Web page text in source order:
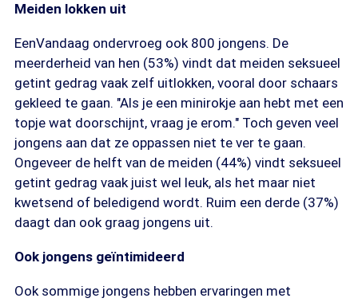
Meiden lokken uit
EenVandaag ondervroeg ook 800 jongens. De
meerderheid van hen (53%) vindt dat meiden seksueel
getint gedrag vaak zelf uitlokken, vooral door schaars
gekleed te gaan. "Als je een minirokje aan hebt met een
topje wat doorschijnt, vraag je erom." Toch geven veel
jongens aan dat ze oppassen niet te ver te gaan.
Ongeveer de helft van de meiden (44%) vindt seksueel
getint gedrag vaak juist wel leuk, als het maar niet
kwetsend of beledigend wordt. Ruim een derde (37%)
daagt dan ook graag jongens uit.
Ook jongens geïntimideerd
Ook sommige jongens hebben ervaringen met